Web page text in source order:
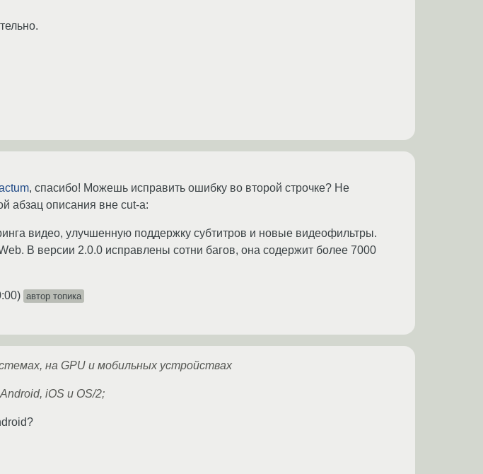
, спасибо! Можешь исправить ошибку во второй строчке? Не
абзац описания вне cut-а:
видео, улучшенную поддержку субтитров и новые видеофильтры.
В версии 2.0.0 исправлены сотни багов, она содержит более 7000
) автор топика
на GPU и мобильных устройствах
iOS и OS/2;